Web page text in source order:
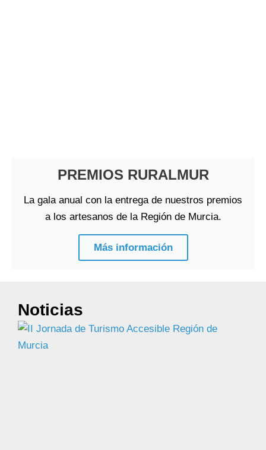
PREMIOS RURALMUR
La gala anual con la entrega de nuestros premios
a los artesanos de la Región de Murcia.
Más información
Noticias